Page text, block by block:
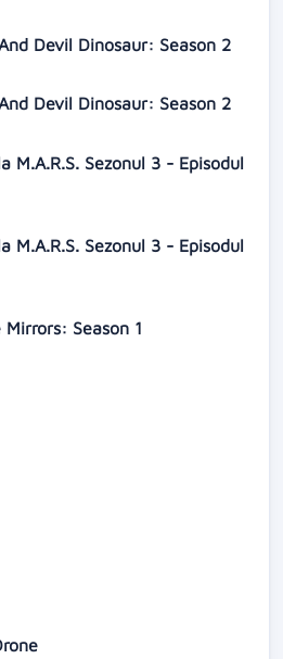
Devil Dinosaur: Season 2
Devil Dinosaur: Season 2
M.A.R.S. Sezonul 3 - Episodul
M.A.R.S. Sezonul 3 - Episodul
Mirrors: Season 1